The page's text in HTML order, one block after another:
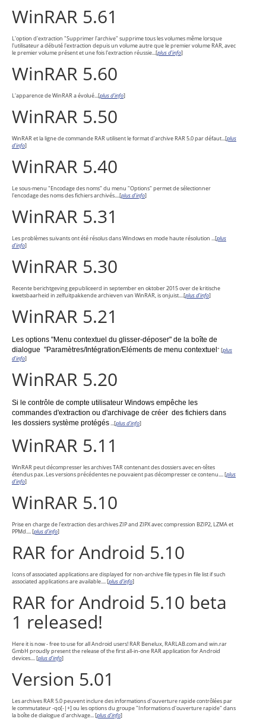
WinRAR 5.61
L'option d'extraction "Supprimer l'archive" supprime tous les volumes même lorsque
l'utilisateur a débuté l'extraction depuis un volume autre que le premier volume RAR, avec
le premier volume présent et une fois l'extraction réussie...[plus d'info]
WinRAR 5.60
L'apparence de WinRAR a évolué... [plus d'info]
WinRAR 5.50
WinRAR et la ligne de commande RAR utilisent le format d'archive RAR 5.0 par défaut... [plus
d'info]
WinRAR 5.40
Le sous-menu "Encodage des noms" du menu "Options" permet de sélectionner
l'encodage des noms des fichiers archivés....[plus d'info]
WinRAR 5.31
Les problèmes suivants ont été résolus dans Windows en mode haute résolution ...[plus
d'info]
WinRAR 5.30
Recente berichtgeving gepubliceerd in september en oktober 2015 over de kritische
kwetsbaarheid in zelfuitpakkende archieven van WinRAR, is onjuist....[plus d'info]
WinRAR 5.21
Les options "Menu contextuel du glisser-déposer" de la boîte de
dialogue "Paramètres/Intégration/Eléments de menu contextuel" [plus
d'info]
WinRAR 5.20
Si le contrôle de compte utilisateur Windows empêche les
commandes d'extraction ou d'archivage de créer des fichiers dans
les dossiers système protégés ...[plus d'info]
WinRAR 5.11
WinRAR peut décompresser les archives TAR contenant des dossiers avec en-têtes
étendus pax. Les versions précédentes ne pouvaient pas décompresser ce contenu.... [plus
d'info]
WinRAR 5.10
Prise en charge de l'extraction des archives ZIP and ZIPX avec compression BZIP2, LZMA et
PPMd.... [plus d'info]
RAR for Android 5.10
Icons of associated applications are displayed for non-archive file types in file list if such
associated applications are available.... [plus d'info]
RAR for Android 5.10 beta
1 released!
Here it is now - free to use for all Android users! RAR Benelux, RARLAB.com and win.rar
GmbH proudly present the release of the first all-in-one RAR application for Android
devices.... [plus d'info]
Version 5.01
Les archives RAR 5.0 peuvent inclure des informations d'ouverture rapide contrôlées par
le commutateur -qo[-|+] ou les options du groupe "Informations d'ouverture rapide" dans
la boîte de dialogue d'archivage... [plus d'info]